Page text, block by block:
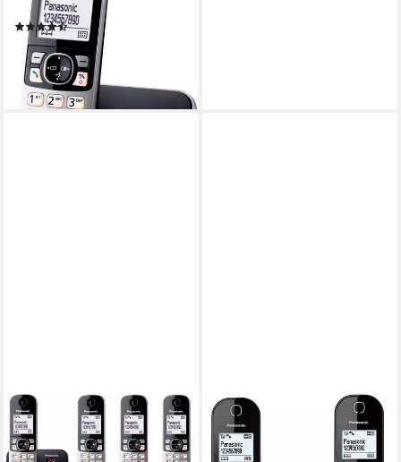
mit Anrufer- und Wahlsperre)
(1578)
ab 43,14 €
lieferbar - in 2-3 Werktagen bei dir
PANASONIC
KX-TGC462GB
Festnetztelefon (Mobilteile: 2)